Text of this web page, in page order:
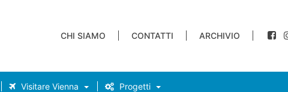
CHI SIAMO CONTATTI ARCHIVIO
Visitare Vienna Progetti